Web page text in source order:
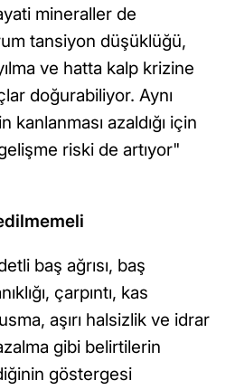
mineraller de
tansiyon düşüklüğü,
ve hatta kalp krizine
doğurabiliyor. Aynı
azaldığı için
riski de artıyor"
baş ağrısı, baş
çarpıntı, kas
aşırı halsizlik ve idrar
gibi belirtilerin
göstergesi